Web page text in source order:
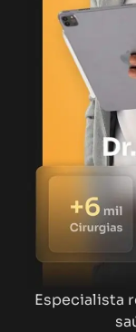
Especialista